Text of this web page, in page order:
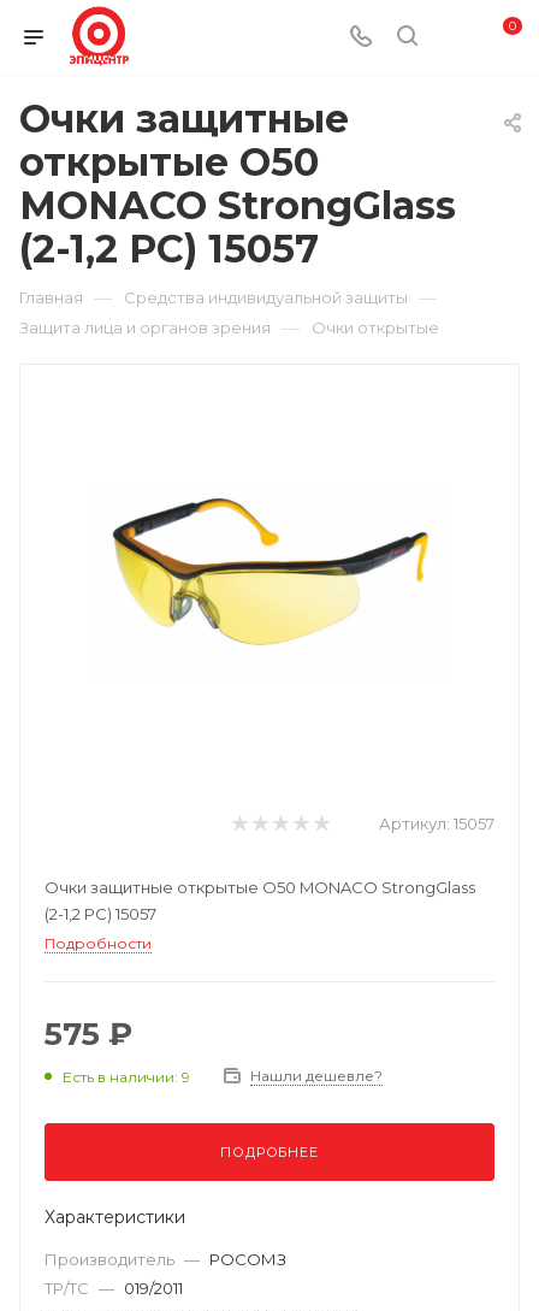
0
Очки защитные
открытые О50
MONACO StrongGlass
(2-1,2 PC) 15057
Главная — Средства индивидуальной защиты —
Защита лица и органов зрения — Очки открытые
Артикул: 15057
Очки защитные открытые О50 MONACO StrongGlass
(2-1,2 PC) 15057
Подробности
575 ₽
Есть в наличии: 9 Нашли дешевле?
ПОДРОБНЕЕ
Характеристики
Производитель — РОСОМЗ
ТР/ТС — 019/2011